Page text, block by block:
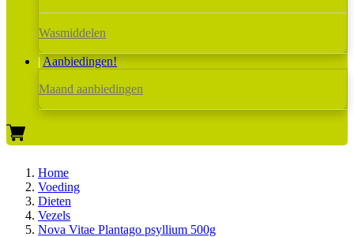
Wasmiddelen
Aanbiedingen!
Maand aanbiedingen
Home
Voeding
Dieten
Vezels
Nova Vitae Plantago psyllium 500g